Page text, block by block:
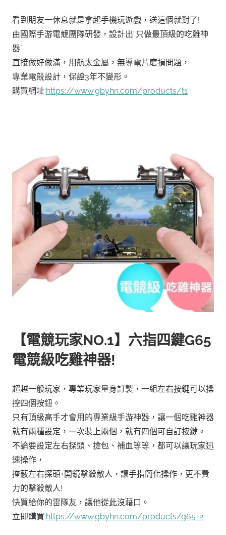
看到朋友一休息就是拿起手機玩遊戲，送這個就對了!
由國際手游電競團隊研發，設計出”只做最頂級的吃雞神
器”
直接做好做滿，用航太金屬，無導電片磨損問題，
專業電競設計，保證3年不變形。
購買網址:https://www.gbyhn.com/products/t1
【電競玩家NO.1】六指四鍵G65
電競級吃雞神器!
超越一般玩家，專業玩家量身訂製，一組左右按鍵可以操
控四個按鈕。
只有頂級高手才會用的專業級手游神器，讓一個吃雞神器
就有兩種設定，一次裝上兩個，就有四個可自訂按鍵。
不論要設定左右探頭、撿包、補血等等，都可以讓玩家迅
速操作，
掩蔽左右探頭+開鏡擊殺敵人，讓手指簡化操作，更不費
力的擊殺敵人!
快買給你的雷隊友，讓他從此沒藉口。
立即購買:https://www.gbyhn.com/products/g65-2